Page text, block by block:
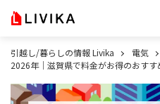
引越し/暮らしの情報 Livika 電気
2026年｜滋賀県で料金がお得のおす